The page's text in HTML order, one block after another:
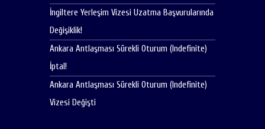
İngiltere Yerleşim Vizesi Uzatma Başvurularında
Değişiklik!
Ankara Antlaşması Sürekli Oturum (Indefinite)
İptal!
Ankara Antlaşması Sürekli Oturum (Indefinite)
Vizesi Değişti